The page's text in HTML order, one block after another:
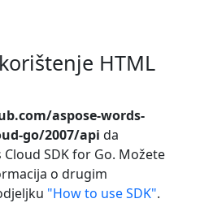
HTML
aspose-words-
go/2007/api da
SDK for Go. Možete
o drugim
"How to use SDK".